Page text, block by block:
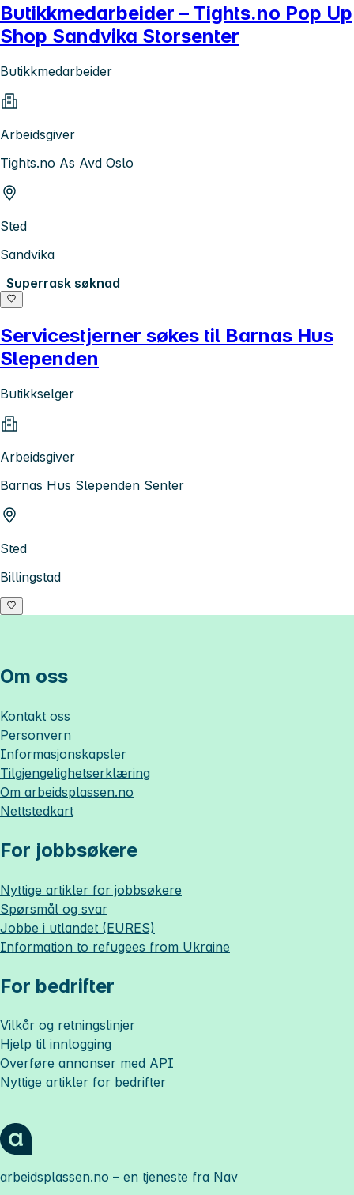
Butikkmedarbeider – Tights.no Pop Up
Shop Sandvika Storsenter
Butikkmedarbeider
Arbeidsgiver
Tights.no As Avd Oslo
Sted
Sandvika
Superrask søknad
Servicestjerner søkes til Barnas Hus
Slependen
Butikkselger
Arbeidsgiver
Barnas Hus Slependen Senter
Sted
Billingstad
Om oss
Kontakt oss
Personvern
Informasjonskapsler
Tilgjengelighetserklæring
Om arbeidsplassen.no
Nettstedkart
For jobbsøkere
Nyttige artikler for jobbsøkere
Spørsmål og svar
Jobbe i utlandet (EURES)
Information to refugees from Ukraine
For bedrifter
Vilkår og retningslinjer
Hjelp til innlogging
Overføre annonser med API
Nyttige artikler for bedrifter
arbeidsplassen.no – en tjeneste fra Nav